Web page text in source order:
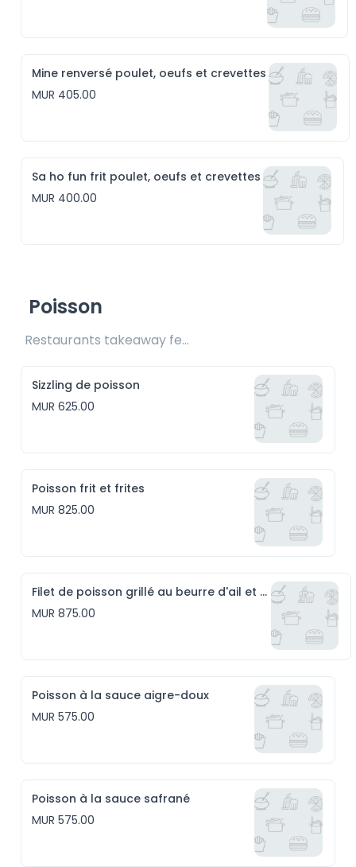
Mine renversé poulet, oeufs et crevettes
MUR 405.00
Sa ho fun frit poulet, oeufs et crevettes
MUR 400.00
Poisson
Restaurants takeaway fee Rs25 included
Sizzling de poisson
MUR 625.00
Poisson frit et frites
MUR 825.00
Filet de poisson grillé au beurre d'ail et riz persillé
MUR 875.00
Poisson à la sauce aigre-doux
MUR 575.00
Poisson à la sauce safrané
MUR 575.00